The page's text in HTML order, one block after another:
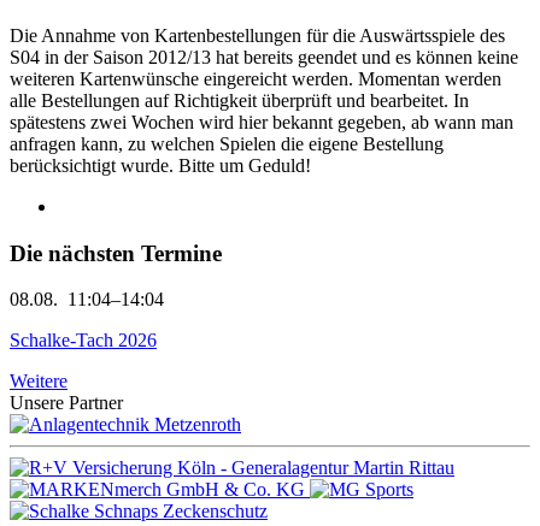
Die Annahme von Kartenbestellungen für die Auswärtsspiele des
S04 in der Saison 2012/13 hat bereits geendet und es können keine
weiteren Kartenwünsche eingereicht werden. Momentan werden
alle Bestellungen auf Richtigkeit überprüft und bearbeitet. In
spätestens zwei Wochen wird hier bekannt gegeben, ab wann man
anfragen kann, zu welchen Spielen die eigene Bestellung
berücksichtigt wurde. Bitte um Geduld!
Die nächsten Termine
08.08. 11:04–14:04
Schalke-Tach 2026
Weitere
Unsere Partner